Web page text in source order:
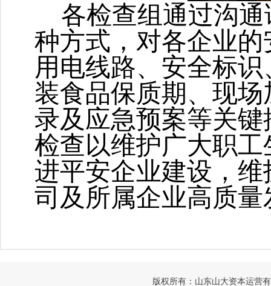
各检查组通过沟通
种方式，对各企业
用电线路、安全标
装食品保质期、现
录及应急预案等关
检查以维护广大职
进平安企业建设，
司及所属企业高质
版权所有：山东山大资本运